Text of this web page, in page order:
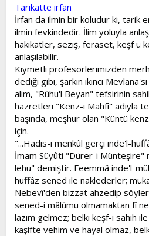
Tarikatte irfan
İrfan da ilmin bir koludur ki, tarik
ilmin fevkindedir. İlim yoluyla
hakikatler, seziş, feraset, keşf ü
anlaşılabilir.
Kıymetli profesörlerimizden
dediği gibi, şarkın ikinci
alim, "Rûhu'l Beyan" tefsirinin
hazretleri "Kenz-i Mahfî" adıyla
başında, meşhur olan "Küntü
için.
"...Hadis-i menkûl gerçi inde'l-
İmam Süyûti "Dürer-i Münteşire"
lehu" demiştir. Feemmâ inde'l-
huffâz sened ile naklederler;
Nebevî'den bizzat ahzedip
sened-i mâlûmu olmamaktan fî
lazım gelmez; belki keşf-i sahih
kaşifte vehim ve hayal olmaz,